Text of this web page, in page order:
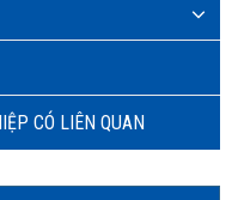
CÓ LIÊN QUAN